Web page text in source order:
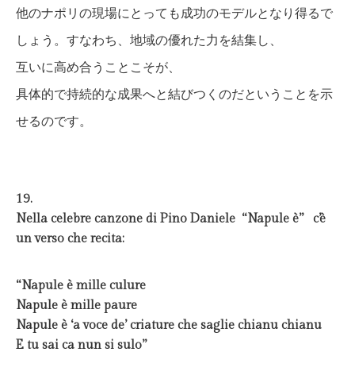
他のナポリの現場にとっても成功のモデルとなり得るで
しょう。すなわち、地域の優れた力を結集し、
互いに高め合うことこそが、
具体的で持続的な成果へと結びつくのだということを示
せるのです。
19.
Nella celebre canzone di Pino Daniele “Napule è” c’è
un verso che recita:
“Napule è mille culure
Napule è mille paure
Napule è ‘a voce de’ criature che saglie chianu chianu
E tu sai ca nun si sulo”